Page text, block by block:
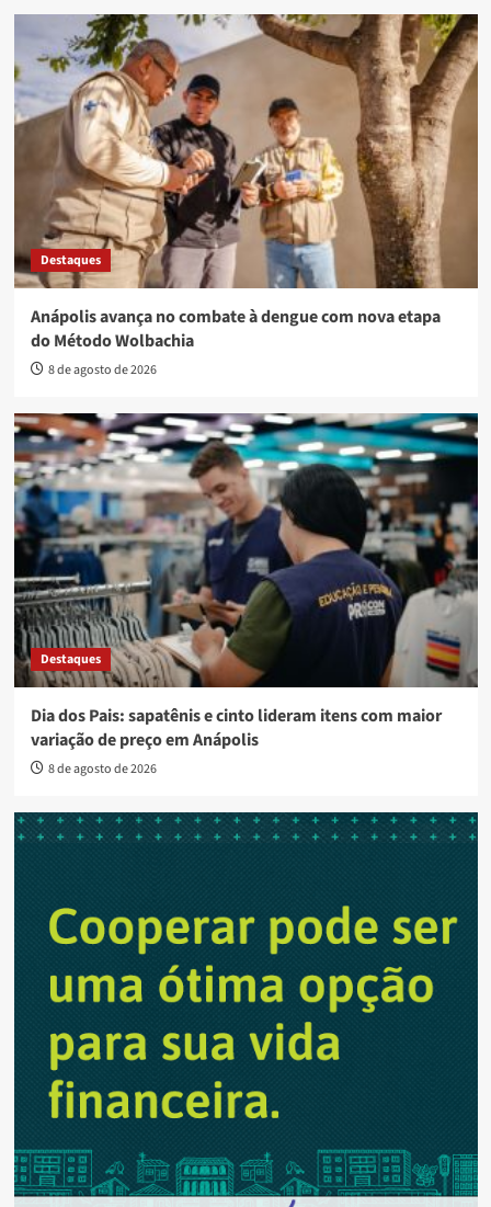
Destaques
Anápolis avança no combate à dengue com nova etapa
do Método Wolbachia
8 de agosto de 2026
Destaques
Dia dos Pais: sapatênis e cinto lideram itens com maior
variação de preço em Anápolis
8 de agosto de 2026